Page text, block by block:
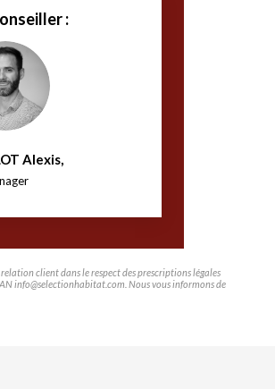
:
Alexis,
client dans le respect des prescriptions légales
info@selectionhabitat.com. Nous vous informons de